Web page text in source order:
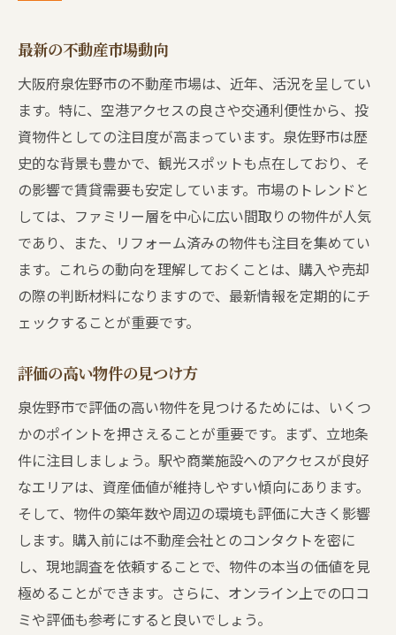
最新の不動産市場動向
大阪府泉佐野市の不動産市場は、近年、活況を呈してい
ます。特に、空港アクセスの良さや交通利便性から、投
資物件としての注目度が高まっています。泉佐野市は歴
史的な背景も豊かで、観光スポットも点在しており、そ
の影響で賃貸需要も安定しています。市場のトレンドと
しては、ファミリー層を中心に広い間取りの物件が人気
であり、また、リフォーム済みの物件も注目を集めてい
ます。これらの動向を理解しておくことは、購入や売却
の際の判断材料になりますので、最新情報を定期的にチ
ェックすることが重要です。
評価の高い物件の見つけ方
泉佐野市で評価の高い物件を見つけるためには、いくつ
かのポイントを押さえることが重要です。まず、立地条
件に注目しましょう。駅や商業施設へのアクセスが良好
なエリアは、資産価値が維持しやすい傾向にあります。
そして、物件の築年数や周辺の環境も評価に大きく影響
します。購入前には不動産会社とのコンタクトを密に
し、現地調査を依頼することで、物件の本当の価値を見
極めることができます。さらに、オンライン上での口コ
ミや評価も参考にすると良いでしょう。